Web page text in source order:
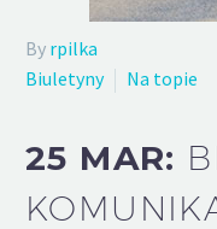
By rpilka
Biuletyny
Na topie
25 MAR: